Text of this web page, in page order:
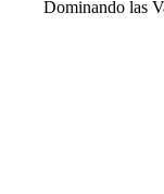
Dominando las